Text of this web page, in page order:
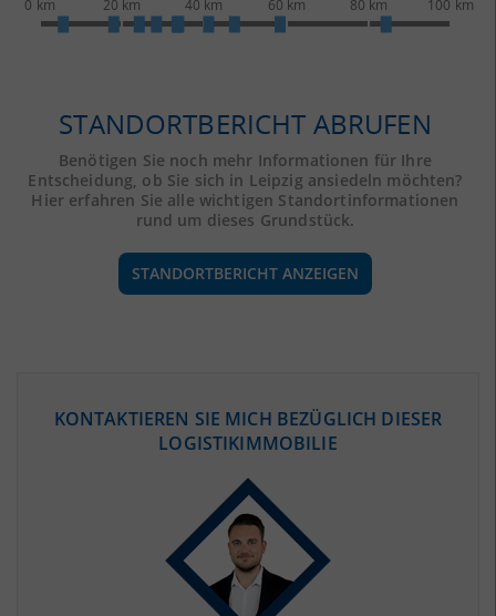
0 km
20 km 40 km 60 km 80 km 100 km
STANDORTBERICHT ABRUFEN
Benötigen Sie noch mehr Informationen für Ihre
Entscheidung, ob Sie sich in Leipzig ansiedeln möchten?
Hier erfahren Sie alle wichtigen Standortinformationen
rund um dieses Grundstück.
STANDORTBERICHT ANZEIGEN
(STAND: 12/2019)
(Landkreis / Kreisfreie Stadt)
KONTAKTIEREN SIE MICH BEZÜGLICH DIESER
LOGISTIKIMMOBILIE